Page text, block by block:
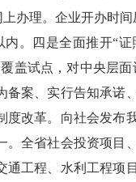
办理。企业开办时间
。四是全面推开“证
盖试点，对中央层面
备案、实行告知承诺
度改革。向社会发布
。全省社会投资项目
通工程、水利工程项